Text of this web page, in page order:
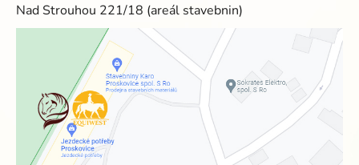
Nad Strouhou 221/18 (areál stavebnin)